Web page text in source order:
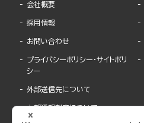
会社概要
採用情報
お問い合わせ
プライバシーポリシー・サイトポリ
シー
外部送信先について
内部通報制度について